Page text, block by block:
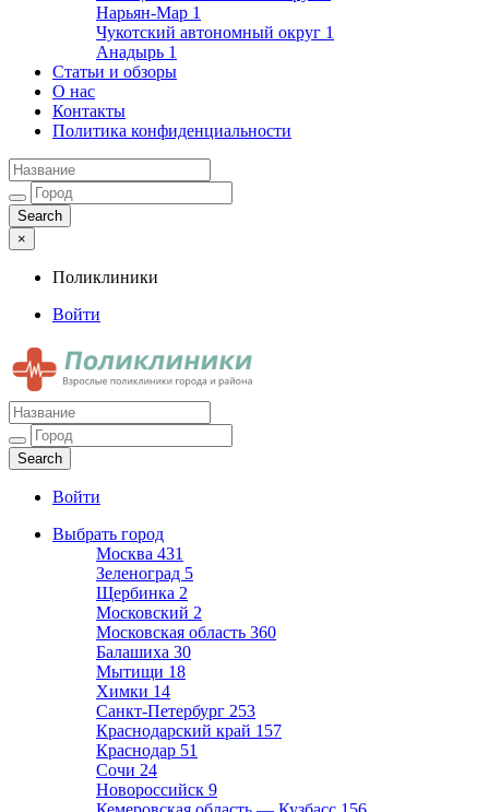
Нарьян-Мар 1
Чукотский автономный округ 1
Анадырь 1
Статьи и обзоры
О нас
Контакты
Политика конфиденциальности
×
Поликлиники
Войти
Поликлиники
Взрослые поликлиники города и района
Войти
Выбрать город
Москва 431
Зеленоград 5
Щербинка 2
Московский 2
Московская область 360
Балашиха 30
Мытищи 18
Химки 14
Санкт-Петербург 253
Краснодарский край 157
Краснодар 51
Сочи 24
Новороссийск 9